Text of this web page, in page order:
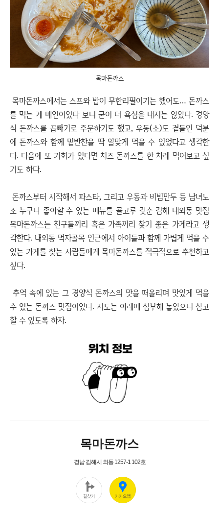
목마돈까스
목마돈까스에서는 스프와 밥이 무한리필이기는 했어도… 돈까스
를 먹는 게 메인이었다 보니 굳이 더 욕심을 내지는 않았다. 경양
식 돈까스를 곱빼기로 주문하기도 했고, 우동(소)도 곁들인 덕분
에 돈까스와 함께 밑반찬을 딱 알맞게 먹을 수 있었다고 생각한
다. 다음에 또 기회가 있다면 치즈 돈까스를 한 차례 먹어보고 싶
기도 하다.
돈까스부터 시작해서 파스타, 그리고 우동과 비빔만두 등 남녀노
소 누구나 좋아할 수 있는 메뉴를 골고루 갖춘 김해 내외동 맛집
목마돈까스는 친구들끼리 혹은 가족끼리 찾기 좋은 가게라고 생
각한다. 내외동 먹자골목 인근에서 아이들과 함께 가볍게 먹을 수
있는 가게를 찾는 사람들에게 목마돈까스를 적극적으로 추천하고
싶다.
추억 속에 있는 그 경양식 돈까스의 맛을 떠올리며 맛있게 먹을
수 있는 돈까스 맛집이었다. 지도는 아래에 첨부해 놓았으니 참고
할 수 있도록 하자.